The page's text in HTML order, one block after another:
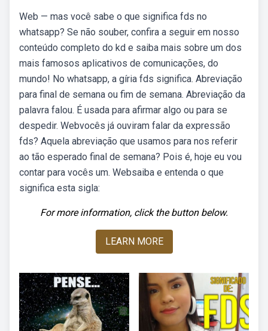
Web — mas você sabe o que significa fds no
whatsapp? Se não souber, confira a seguir em nosso
conteúdo completo do kd e saiba mais sobre um dos
mais famosos aplicativos de comunicações, do
mundo! No whatsapp, a gíria fds significa. Abreviação
para final de semana ou fim de semana. Abreviação da
palavra falou. É usada para afirmar algo ou para se
despedir. Webvocês já ouviram falar da expressão
fds? Aquela abreviação que usamos para nos referir
ao tão esperado final de semana? Pois é, hoje eu vou
contar para vocês um. Websaiba e entenda o que
significa esta sigla:
For more information, click the button below.
LEARN MORE